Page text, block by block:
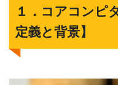
１．コアコンピ
定義と背景】